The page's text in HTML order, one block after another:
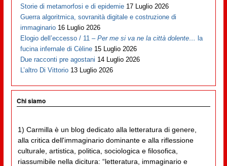
Storie di metamorfosi e di epidemie 17 Luglio 2026
Guerra algoritmica, sovranità digitale e costruzione di
immaginario 16 Luglio 2026
Elogio dell’eccesso / 11 –Per me si va ne la città dolente… la
fucina infernale di Cèline 15 Luglio 2026
Due racconti pre agostani 14 Luglio 2026
L’altro Di Vittorio 13 Luglio 2026
Chi siamo
1) Carmilla è un blog dedicato alla letteratura di genere,
alla critica dell'immaginario dominante e alla riflessione
culturale, artistica, politica, sociologica e filosofica,
riassumibile nella dicitura: “letteratura, immaginario e